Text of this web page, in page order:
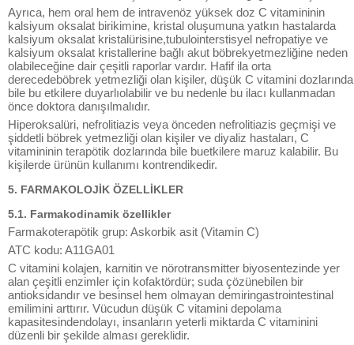
Ayrıca, hem oral hem de intravenöz yüksek doz C vitamininin
kalsiyum oksalat birikimine, kristal oluşumuna yatkın hastalarda
kalsiyum oksalat kristalürisine,tubulointerstisyel nefropatiye ve
kalsiyum oksalat kristallerine bağlı akut böbrekyetmezliğine neden
olabileceğine dair çeşitli raporlar vardır. Hafif ila orta
derecedeböbrek yetmezliği olan kişiler, düşük C vitamini dozlarında
bile bu etkilere duyarlıolabilir ve bu nedenle bu ilacı kullanmadan
önce doktora danışılmalıdır.
Hiperoksalüri, nefrolitiazis veya önceden nefrolitiazis geçmişi ve
şiddetli böbrek yetmezliği olan kişiler ve diyaliz hastaları, C
vitamininin terapötik dozlarında bile buetkilere maruz kalabilir. Bu
kişilerde ürünün kullanımı kontrendikedir.
5. FARMAKOLOJİK ÖZELLİKLER
5.1. Farmakodinamik özellikler
Farmakoterapötik grup: Askorbik asit (Vitamin C)
ATC kodu: A11GA01
C vitamini kolajen, karnitin ve nörotransmitter biyosentezinde yer
alan çeşitli enzimler için kofaktördür; suda çözünebilen bir
antioksidandır ve besinsel hem olmayan demiringastrointestinal
emilimini arttırır. Vücudun düşük C vitamini depolama
kapasitesindendolayı, insanların yeterli miktarda C vitaminini
düzenli bir şekilde alması gereklidir.